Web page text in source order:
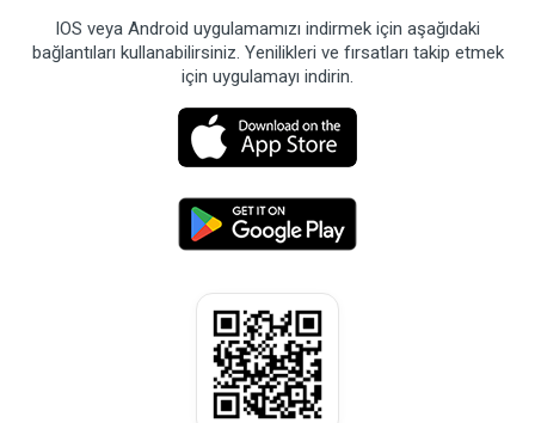
IOS veya Android uygulamamızı indirmek için aşağıdaki
bağlantıları kullanabilirsiniz. Yenilikleri ve fırsatları takip etmek
için uygulamayı indirin.